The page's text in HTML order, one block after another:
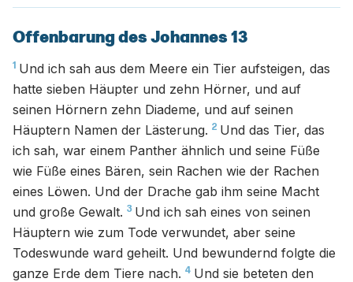
Offenbarung des Johannes 13
1 Und ich sah aus dem Meere ein Tier aufsteigen, das
hatte sieben Häupter und zehn Hörner, und auf
seinen Hörnern zehn Diademe, und auf seinen
Häuptern Namen der Lästerung. 2 Und das Tier, das
ich sah, war einem Panther ähnlich und seine Füße
wie Füße eines Bären, sein Rachen wie der Rachen
eines Löwen. Und der Drache gab ihm seine Macht
und große Gewalt. 3 Und ich sah eines von seinen
Häuptern wie zum Tode verwundet, aber seine
Todeswunde ward geheilt. Und bewundernd folgte die
ganze Erde dem Tiere nach. 4 Und sie beteten den